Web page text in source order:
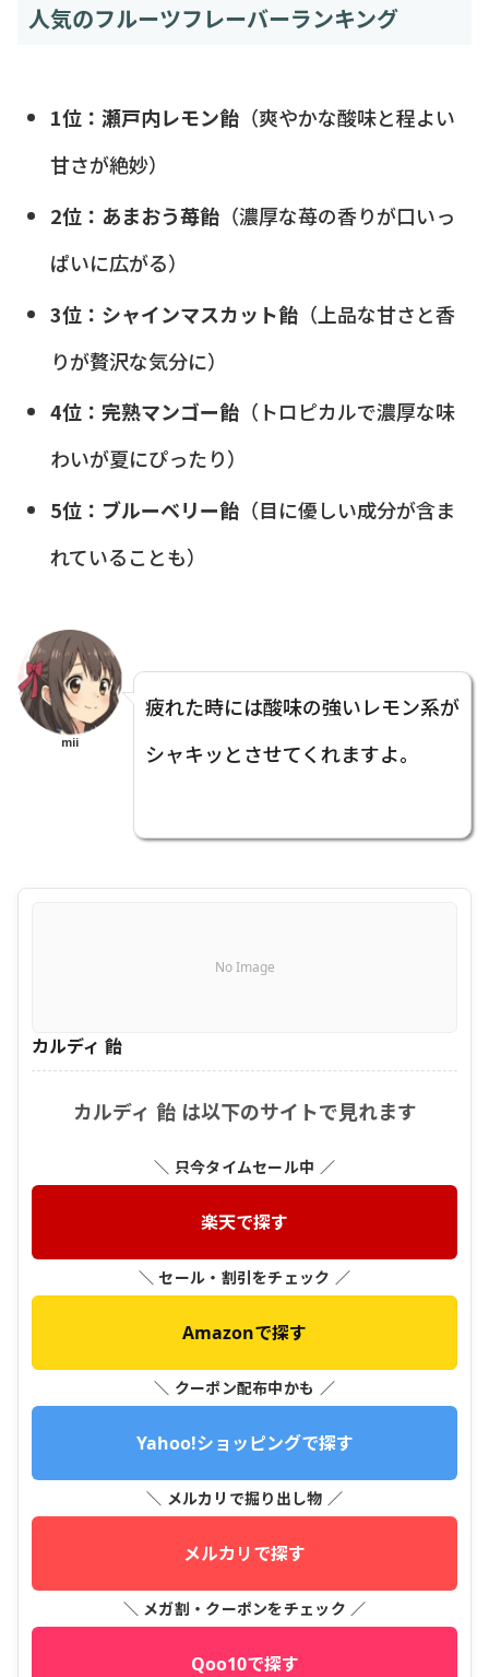
人気のフルーツフレーバーランキング
1位：瀬戸内レモン飴（爽やかな酸味と程よい
甘さが絶妙）
2位：あまおう苺飴（濃厚な苺の香りが口いっ
ぱいに広がる）
3位：シャインマスカット飴（上品な甘さと香
りが贅沢な気分に）
4位：完熟マンゴー飴（トロピカルで濃厚な味
わいが夏にぴったり）
5位：ブルーベリー飴（目に優しい成分が含ま
れていることも）
mii
疲れた時には酸味の強いレモン系が
シャキッとさせてくれますよ。
No Image
カルディ 飴
カルディ 飴 は以下のサイトで見れます
＼ 只今タイムセール中 ／
楽天で探す
＼ セール・割引をチェック ／
Amazonで探す
＼ クーポン配布中かも ／
Yahoo!ショッピングで探す
＼ メルカリで掘り出し物 ／
メルカリで探す
＼ メガ割・クーポンをチェック ／
Qoo10で探す